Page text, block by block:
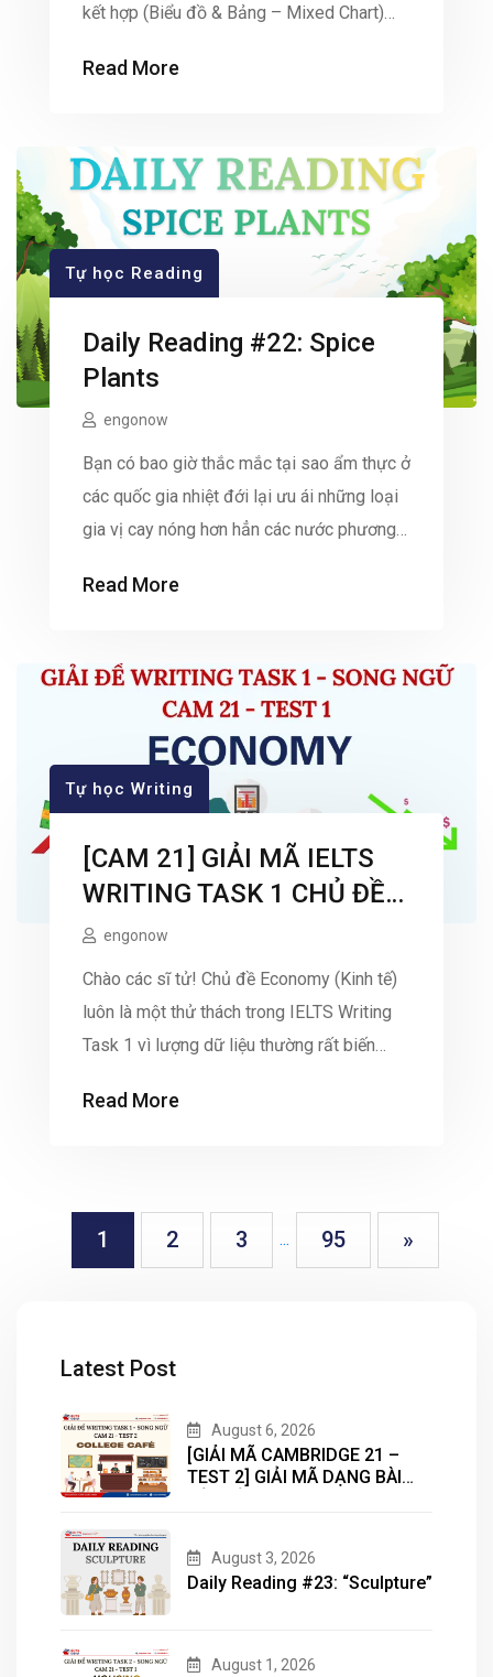
kết hợp (Biểu đồ & Bảng – Mixed Chart)
thì có vẻ hoa mắt, nhưng sự thật là dạng
Read More
Tự học Reading
Daily Reading #22: Spice
Plants
engonow
Bạn có bao giờ thắc mắc tại sao ẩm thực ở
các quốc gia nhiệt đới lại ưu ái những loại
gia vị cay nóng hơn hẳn các nước phương
đó thực chất là một bản năng sinh tồn vô
Read More
Tự học Writing
[CAM 21] GIẢI MÃ IELTS
WRITING TASK 1 CHỦ ĐỀ
“ECONOMY”
engonow
Chào các sĩ tử! Chủ đề Economy (Kinh tế)
luôn là một thử thách trong IELTS Writing
Task 1 vì lượng dữ liệu thường rất biến
Cambridge 21 yêu cầu phân tích số liệu
Read More
1 2 3 ... 95 »
Latest Post
August 6, 2026
[GIẢI MÃ CAMBRIDGE 21 –
TEST 2] GIẢI MÃ DẠNG BÀI
August 3, 2026
Daily Reading #23: “Sculpture”
August 1, 2026